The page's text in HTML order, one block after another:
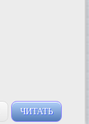
ЧИТАТЬ